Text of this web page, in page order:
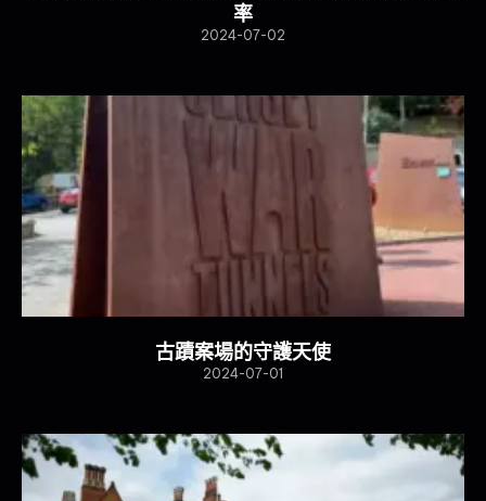
率
2024-07-02
古蹟案場的守護天使
2024-07-01